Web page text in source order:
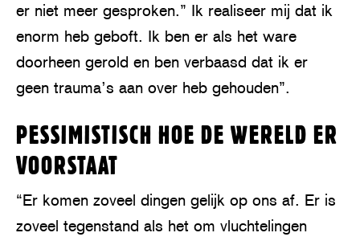
er niet meer gesproken.” Ik realiseer mij dat ik
enorm heb geboft. Ik ben er als het ware
doorheen gerold en ben verbaasd dat ik er
geen trauma’s aan over heb gehouden”.
PESSIMISTISCH HOE DE WERELD ER
VOORSTAAT
“Er komen zoveel dingen gelijk op ons af. Er is
zoveel tegenstand als het om vluchtelingen